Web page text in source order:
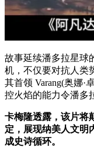
故事延续潘多拉星球
机，不仅要对抗人类
其首领 Varang(奥娜·
控火焰的能力令潘多
卡梅隆透露，该片将
定，展现纳美人文明
成史诗循环。